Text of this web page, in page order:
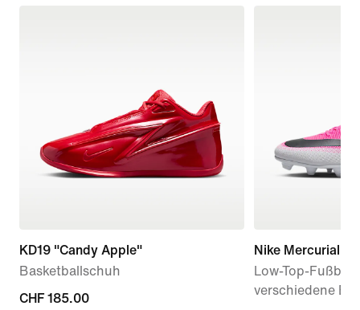
KD19 "Candy Apple"
Basketballschuh
CHF 185.00
CHF 185.00
Nike Mercurial
Low-Top-
verschiedene